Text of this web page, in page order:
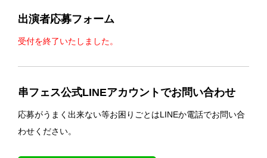
出演者応募フォーム
受付を終了いたしました。
串フェス公式LINEアカウントでお問い合わせ
応募がうまく出来ない等お困りごとはLINEか電話でお問い合
わせください。